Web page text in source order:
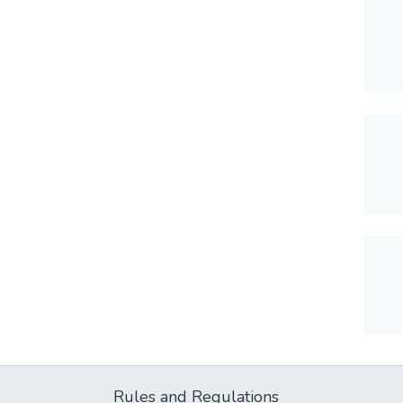
Rules and Regulations